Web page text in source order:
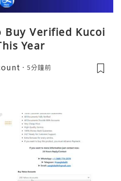
Buy Verified Kucoi
Year
5分鐘前